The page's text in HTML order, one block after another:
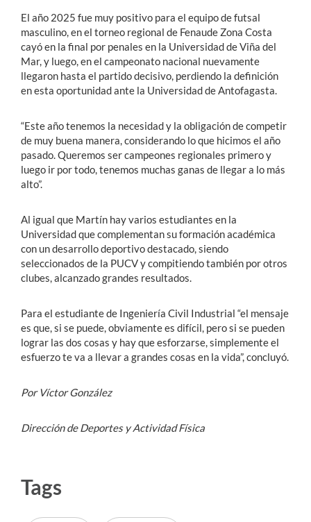
El año 2025 fue muy positivo para el equipo de futsal
masculino, en el torneo regional de Fenaude Zona Costa
cayó en la final por penales en la Universidad de Viña del
Mar, y luego, en el campeonato nacional nuevamente
llegaron hasta el partido decisivo, perdiendo la definición
en esta oportunidad ante la Universidad de Antofagasta.
“Este año tenemos la necesidad y la obligación de competir
de muy buena manera, considerando lo que hicimos el año
pasado. Queremos ser campeones regionales primero y
luego ir por todo, tenemos muchas ganas de llegar a lo más
alto”.
Al igual que Martín hay varios estudiantes en la
Universidad que complementan su formación académica
con un desarrollo deportivo destacado, siendo
seleccionados de la PUCV y compitiendo también por otros
clubes, alcanzado grandes resultados.
Para el estudiante de Ingeniería Civil Industrial “el mensaje
es que, si se puede, obviamente es difícil, pero si se pueden
lograr las dos cosas y hay que esforzarse, simplemente el
esfuerzo te va a llevar a grandes cosas en la vida”, concluyó.
Por Víctor González
Dirección de Deportes y Actividad Física
Tags